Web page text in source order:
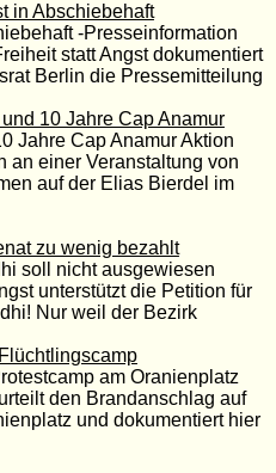
in Abschiebehaft
-Presseinformation
statt Angst dokumentiert
Berlin die Pressemitteilung
10 Jahre Cap Anamur
Jahre Cap Anamur Aktion
an einer Veranstaltung von
auf der Elias Bierdel im
zu wenig bezahlt
soll nicht ausgewiesen
unterstützt die Petition für
Nur weil der Bezirk
am Oranienplatz
den Brandanschlag auf
und dokumentiert hier